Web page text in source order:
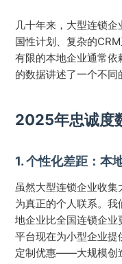
几十年来，大型连锁
国性计划、复杂的
有限的本地企业通常依
的数据讲述了一个不
2025年忠诚度
1. 个性化差距：本
虽然大型连锁企业收
为真正的个人联系。
地企业比全国连锁企
平台现在为小型企业
定制优惠——大规模创